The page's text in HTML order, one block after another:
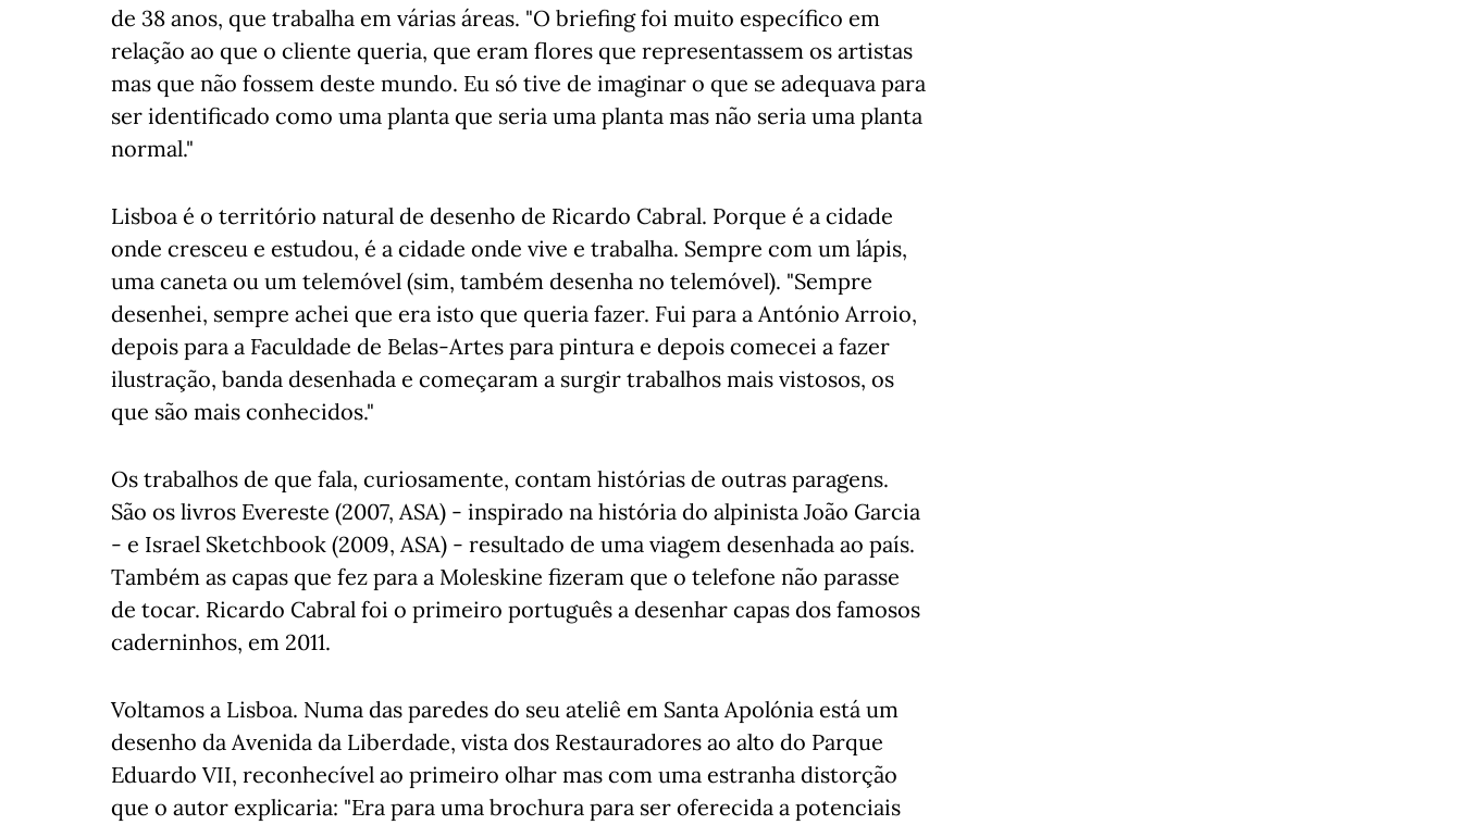
de 38 anos, que trabalha em várias áreas. "O briefing foi muito específico em
relação ao que o cliente queria, que eram flores que representassem os artistas
mas que não fossem deste mundo. Eu só tive de imaginar o que se adequava para
ser identificado como uma planta que seria uma planta mas não seria uma planta
normal."
Lisboa é o território natural de desenho de Ricardo Cabral. Porque é a cidade
onde cresceu e estudou, é a cidade onde vive e trabalha. Sempre com um lápis,
uma caneta ou um telemóvel (sim, também desenha no telemóvel). "Sempre
desenhei, sempre achei que era isto que queria fazer. Fui para a António Arroio,
depois para a Faculdade de Belas-Artes para pintura e depois comecei a fazer
ilustração, banda desenhada e começaram a surgir trabalhos mais vistosos, os
que são mais conhecidos."
Os trabalhos de que fala, curiosamente, contam histórias de outras paragens.
São os livros Evereste (2007, ASA) - inspirado na história do alpinista João Garcia
- e Israel Sketchbook (2009, ASA) - resultado de uma viagem desenhada ao país.
Também as capas que fez para a Moleskine fizeram que o telefone não parasse
de tocar. Ricardo Cabral foi o primeiro português a desenhar capas dos famosos
caderninhos, em 2011.
Voltamos a Lisboa. Numa das paredes do seu ateliê em Santa Apolónia está um
desenho da Avenida da Liberdade, vista dos Restauradores ao alto do Parque
Eduardo VII, reconhecível ao primeiro olhar mas com uma estranha distorção
que o autor explicaria: "Era para uma brochura para ser oferecida a potenciais